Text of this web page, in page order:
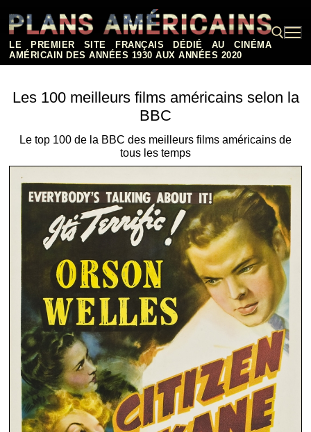
contenu
LE PREMIER SITE FRANÇAIS DÉDIÉ AU CINÉMA
AMÉRICAIN DES ANNÉES 1930 AUX ANNÉES 2020
Les 100 meilleurs films américains selon la
BBC
Le top 100 de la BBC des meilleurs films américains de
tous les temps